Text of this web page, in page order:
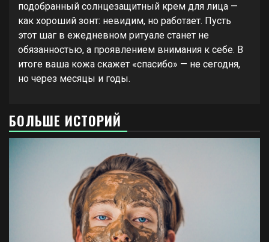
подобранный солнцезащитный крем для лица —
как хороший зонт: невидим, но работает. Пусть
этот шаг в ежедневном ритуале станет не
обязанностью, а проявлением внимания к себе. В
итоге ваша кожа скажет «спасибо» — не сегодня,
но через месяцы и годы.
БОЛЬШЕ ИСТОРИЙ